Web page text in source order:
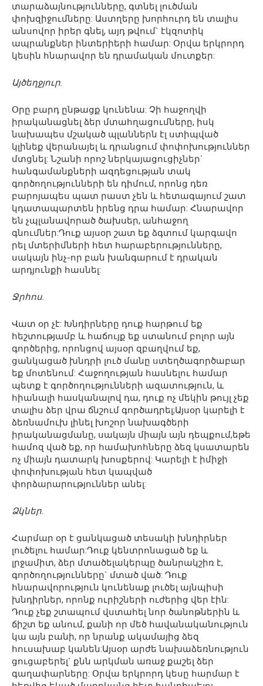
տարաձայնությունները, գտնել լուծման
փոխզիջումները: Աստղերը խորհուրդ են տալիս
անսովոր իրեր գնել, այդ թվում` էկզոտիկ
ապրանքներ ինտերիերի համար: Օրվա երկրորդ
կեսին հնարավոր են դրամական մուտքեր:
Այծեղջյուր.
Օրը բարդ ընթացք կունենա: Չի հաջողվի
իրականացնել ձեր մտահղացումները, իսկ
նախապես մշակած պլաններն էլ ստիպված
կլինեք վերանայել և դրանցում փոփոխություններ
մտցնել: Նշանի որոշ ներկայացուցիչներ`
հանգամանքների ազդեցության տակ
գործողությունների են դիմում, որոնց դեռ
բարոյապես պատ րաստ չեն և հետագայում շատ
կդատապարտեն իրենց դրա համար: Հնարավոր
են չպլանավորած ծախսեր, անհաջող
գնումներ:Դուք այսօր շատ եք ձգտում կարգավո
րել մտերիմների հետ հարաբերությունները,
սակայն ինչ-որ բան խանգարում է դրական
արդյունքի հասնել:
Ջրհոս.
Վատ օր չէ: Խնդիրները դուք հարթում եք
հեշտությամբ և հաճույք եք ստանում բոլոր այն
գործերից, որոնցով այսօր զբաղվում եք,
ցանկացած խնդրի լուծ մանը ստեղծագործաբար
եք մոտենում: Հաջողության հասնելու համար
պետք է գործողությունների ազատություն, և
հիանալի հասկանալով դա, դուք ոչ մեկին թույլ չեք
տալիս ձեր վրա ճնշում գործադրել;Այսօր կարելի է
ձեռնամուխ լինել խոշոր նախագծերի
իրականացմանը, սակայն միայն այն դեպքում,եթե
համոզ ված եք, որ համախոհները ձեզ կսատարեն
ոչ միայն դատարկ խոսքերով: Կարելի է իմիջի
փոփոխության հետ կապված
փորձարարություններ անել:
Ձկներ.
Հարմար օր է ցանկացած տեսակի խնդիրներ
լուծելու համար:Դուք կենտրոնացած եք և
լրջամիտ, ձեր մտածելակերպը ծանրակշիռ է,
գործողությունները` մտած ված: Դուք
հնարավորություն կունենաք լուծել այնպիսի
խնդիրներ, որոնք ուրիշների ուժերից վեր էին:
Դուք չեք շտապում վստահել նոր ծանոթներին և
ճիշտ եք անում, քանի որ մեծ հավանականություն
կա այն բանի, որ նրանք ակամայից ձեզ
հուսախաբ կանեն:Այսօր արժե նախաձեռնություն
ցուցաբերել` քնն արկման առաջ քաշել ձեր
գաղափարները: Օրվա երկրորդ կեսը հարմար է